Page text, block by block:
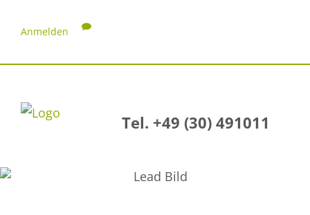
Anmelden
Tel. +49 (30) 491011